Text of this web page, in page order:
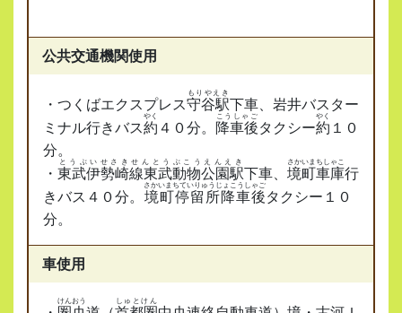
公共交通機関使用
・つくばエクスプレス守谷駅
もりやえき
下車、岩井バスター
ミナル行きバス約
やく
４０分。 降車後
こうしゃご
タクシー約
やく
１０
分。
・ 東武伊勢崎線東武動物公園駅
とうぶいせさきせんとうぶこうえんえき
下車、 境町車庫
さかいまちしゃこ
行
きバス４０分。 境町停留所降車後
さかいまちていりゅうじょこうしゃご
タクシー１０
分。
車使用
けんおう しゅとけん